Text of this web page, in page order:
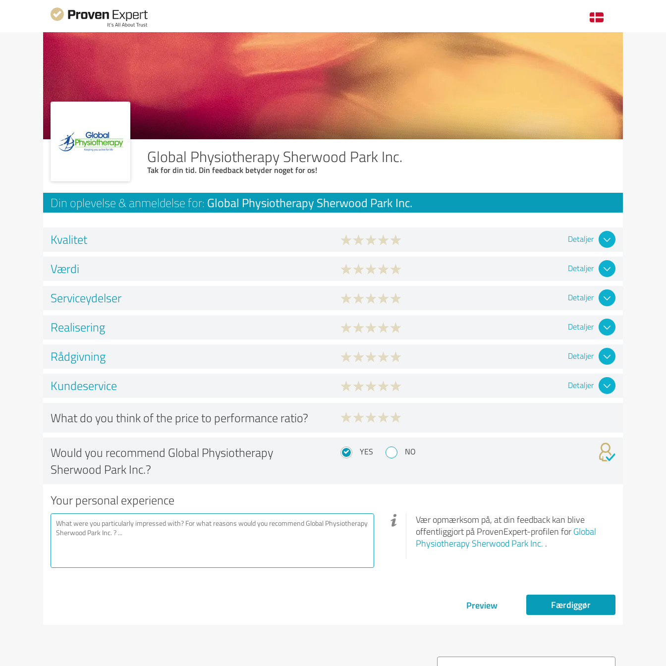
Global Physiotherapy Sherwood Park Inc.
Tak for din tid. Din feedback betyder noget for os!
Din oplevelse & anmeldelse for: Global Physiotherapy Sherwood Park Inc.
Kvalitet Detaljer
Værdi Detaljer
Serviceydelser Detaljer
Realisering Detaljer
Rådgivning Detaljer
Kundeservice Detaljer
What do you think of the price to performance ratio?
Would you recommend Global Physiotherapy
Sherwood Park Inc.?
YES NO
Your personal experience
Vær opmærksom på, at din feedback kan blive
offentliggjort på ProvenExpert-profilen for Global
Physiotherapy Sherwood Park Inc. .
Preview Færdiggør